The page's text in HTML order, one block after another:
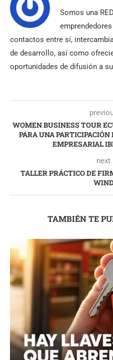
Somos una
contactos entre sí,
de desarrollo, así como
oportunidades de difusión a
WOMEN BUSINESS TOUR
PARA UNA
EMPRESARIAL
next
TALLER PRÁCTICO DE
TAMBIÉN TE